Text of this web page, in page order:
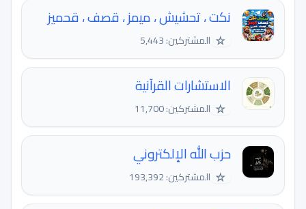
نكت ، تحشيش ، ميمز ، قصف ، قحميز
☆ المشتركين: 5,443
الاستشارات القرآنية
☆ المشتركين: 11,700
حزب الله الإلكتروني
☆ المشتركين: 193,392